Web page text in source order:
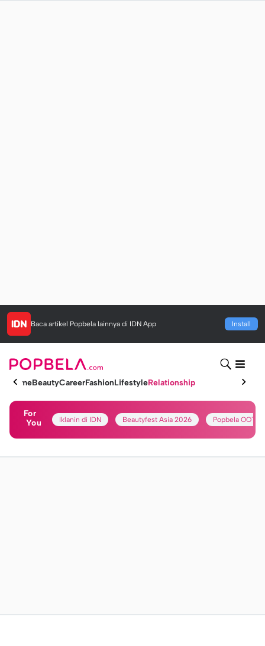
Baca artikel Popbela lainnya di IDN App Install
HomeBeautyCareerFashionLifestyleRelationship
For
You
Iklanin di IDN Beautyfest Asia 2026 Popbela OOTD